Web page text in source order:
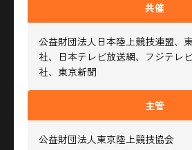
共催
公益財団法人日本陸上競技連盟、
社、日本テレビ放送網、フジテレ
社、東京新聞
主管
公益財団法人東京陸上競技協会